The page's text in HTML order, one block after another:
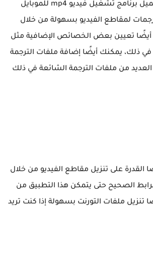
لم يعد إنشاء ترجمات لمقاطع الفيديو أمرًا صعبًا للغاية بعد تحميل برنامج تشغيل فيديو mp4 للموبايل
لمقاطع الفيديو بسهولة من خلال
أيضًا تعيين بعض الخصائص الإضافية مثل
ذلك، يمكنك أيضًا إضافة ملفات الترجمة
من ملفات الترجمة الشائعة في ذلك
على تنزيل مقاطع الفيديو من خلال
الصحيح حتى يتمكن هذا التطبيق من
تنزيل ملفات التورنت بسهولة إذا كنت تريد